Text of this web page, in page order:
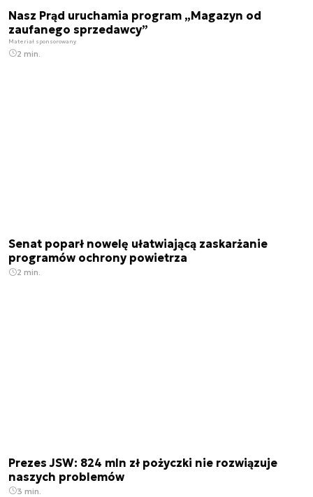
Nasz Prąd uruchamia program „Magazyn od
zaufanego sprzedawcy”
Materiał sponsorowany
2 min.
Senat poparł nowelę ułatwiającą zaskarżanie
programów ochrony powietrza
2 min.
Prezes JSW: 824 mln zł pożyczki nie rozwiązuje
naszych problemów
3 min.